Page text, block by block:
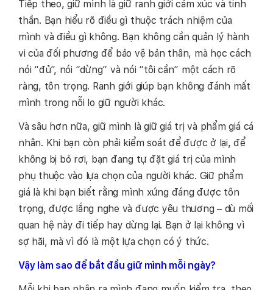
Tiếp theo, giữ mình là giữ ranh giới cảm xúc và tinh
thần. Bạn hiểu rõ điều gì thuộc trách nhiệm của
mình và điều gì không. Bạn không cần quản lý hành
vi của đối phương để bảo vệ bản thân, mà học cách
nói “đủ”, nói “dừng” và nói “tôi cần” một cách rõ
ràng, tôn trọng. Ranh giới giúp bạn không đánh mất
mình trong nỗi lo giữ người khác.
Và sâu hơn nữa, giữ mình là giữ giá trị và phẩm giá cá
nhân. Khi bạn còn phải kiểm soát để được ở lại, để
không bị bỏ rơi, bạn đang tự đặt giá trị của mình
phụ thuộc vào lựa chọn của người khác. Giữ phẩm
giá là khi bạn biết rằng mình xứng đáng được tôn
trọng, được lắng nghe và được yêu thương – dù mối
quan hệ này đi tiếp hay dừng lại. Bạn ở lại không vì
sợ hãi, mà vì đó là một lựa chọn có ý thức.
Vậy làm sao để bắt đầu giữ mình mỗi ngày?